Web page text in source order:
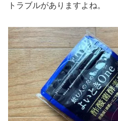
トラブルがありますよね。